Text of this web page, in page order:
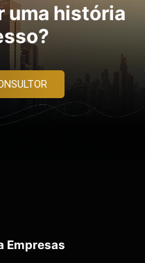
uma história
Empresas